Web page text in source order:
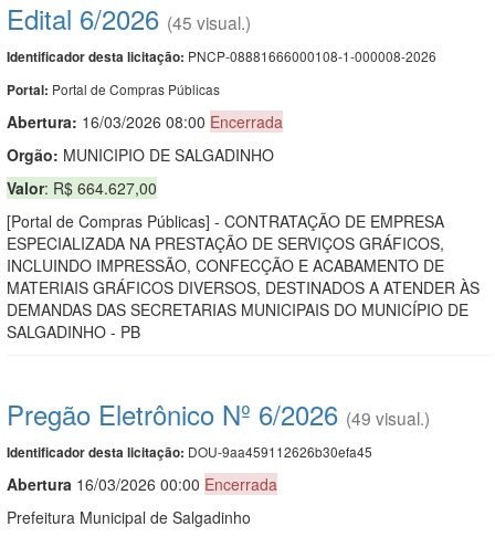
Edital 6/2026 (45 visual.)
Identificador desta licitação: PNCP-08881666000108-1-000008-2026
Portal: Portal de Compras Públicas
Abertura: 16/03/2026 08:00 Encerrada
Orgão: MUNICIPIO DE SALGADINHO
Valor: R$ 664.627,00
[Portal de Compras Públicas] - CONTRATAÇÃO DE EMPRESA
ESPECIALIZADA NA PRESTAÇÃO DE SERVIÇOS GRÁFICOS,
INCLUINDO IMPRESSÃO, CONFECÇÃO E ACABAMENTO DE
MATERIAIS GRÁFICOS DIVERSOS, DESTINADOS A ATENDER ÀS
DEMANDAS DAS SECRETARIAS MUNICIPAIS DO MUNICÍPIO DE
SALGADINHO - PB
Pregão Eletrônico Nº 6/2026 (49 visual.)
Identificador desta licitação: DOU-9aa459112626b30efa45
Abertura 16/03/2026 00:00 Encerrada
Prefeitura Municipal de Salgadinho